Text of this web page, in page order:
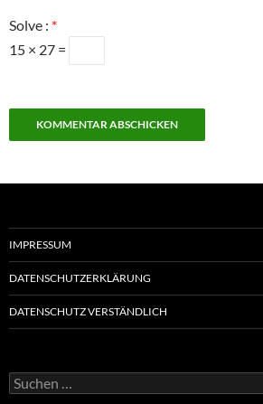
Solve : *
15 × 27 =
IMPRESSUM
DATENSCHUTZERKLÄRUNG
DATENSCHUTZ VERSTÄNDLICH
Suchen
nach: